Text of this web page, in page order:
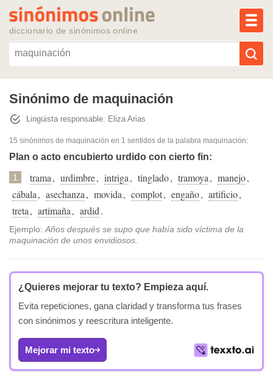
diccionario de sinónimos online
Reescribir texto con IA
Sinónimos populares
Temas populares
Temas recientes
Sinónimo de maquinación
Lingüista responsable: Eliza Arias
15 sinónimos de maquinación en 1 sentidos de la palabra maquinación:
Plan o acto encubierto urdido con cierto fin:
1 trama, urdimbre, intriga, tinglado, tramoya, manejo,
cábala, asechanza, movida, complot, engaño, artificio,
treta, artimaña, ardid.
Ejemplo:Años después se supo que había sido víctima de la
maquinación de unos envidiosos.
¿Quieres mejorar tu texto? Empieza aquí.
Evita repeticiones, gana claridad y transforma tus frases
con sinónimos y reescritura inteligente.
Mejorar mi texto